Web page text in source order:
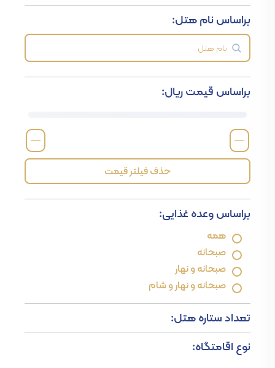
براساس نام هتل:
براساس قیمت ریال:
—
—
حذف فیلتر قیمت
براساس وعده غذایی:
همه
صبحانه
صبحانه و نهار
صبحانه و نهار و شام
تعداد ستاره هتل:
نوع اقامتگاه: